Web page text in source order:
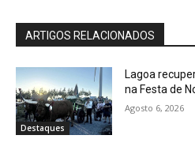
ARTIGOS RELACIONADOS
Destaques
Lagoa
na Festa de
Agosto 6, 2026